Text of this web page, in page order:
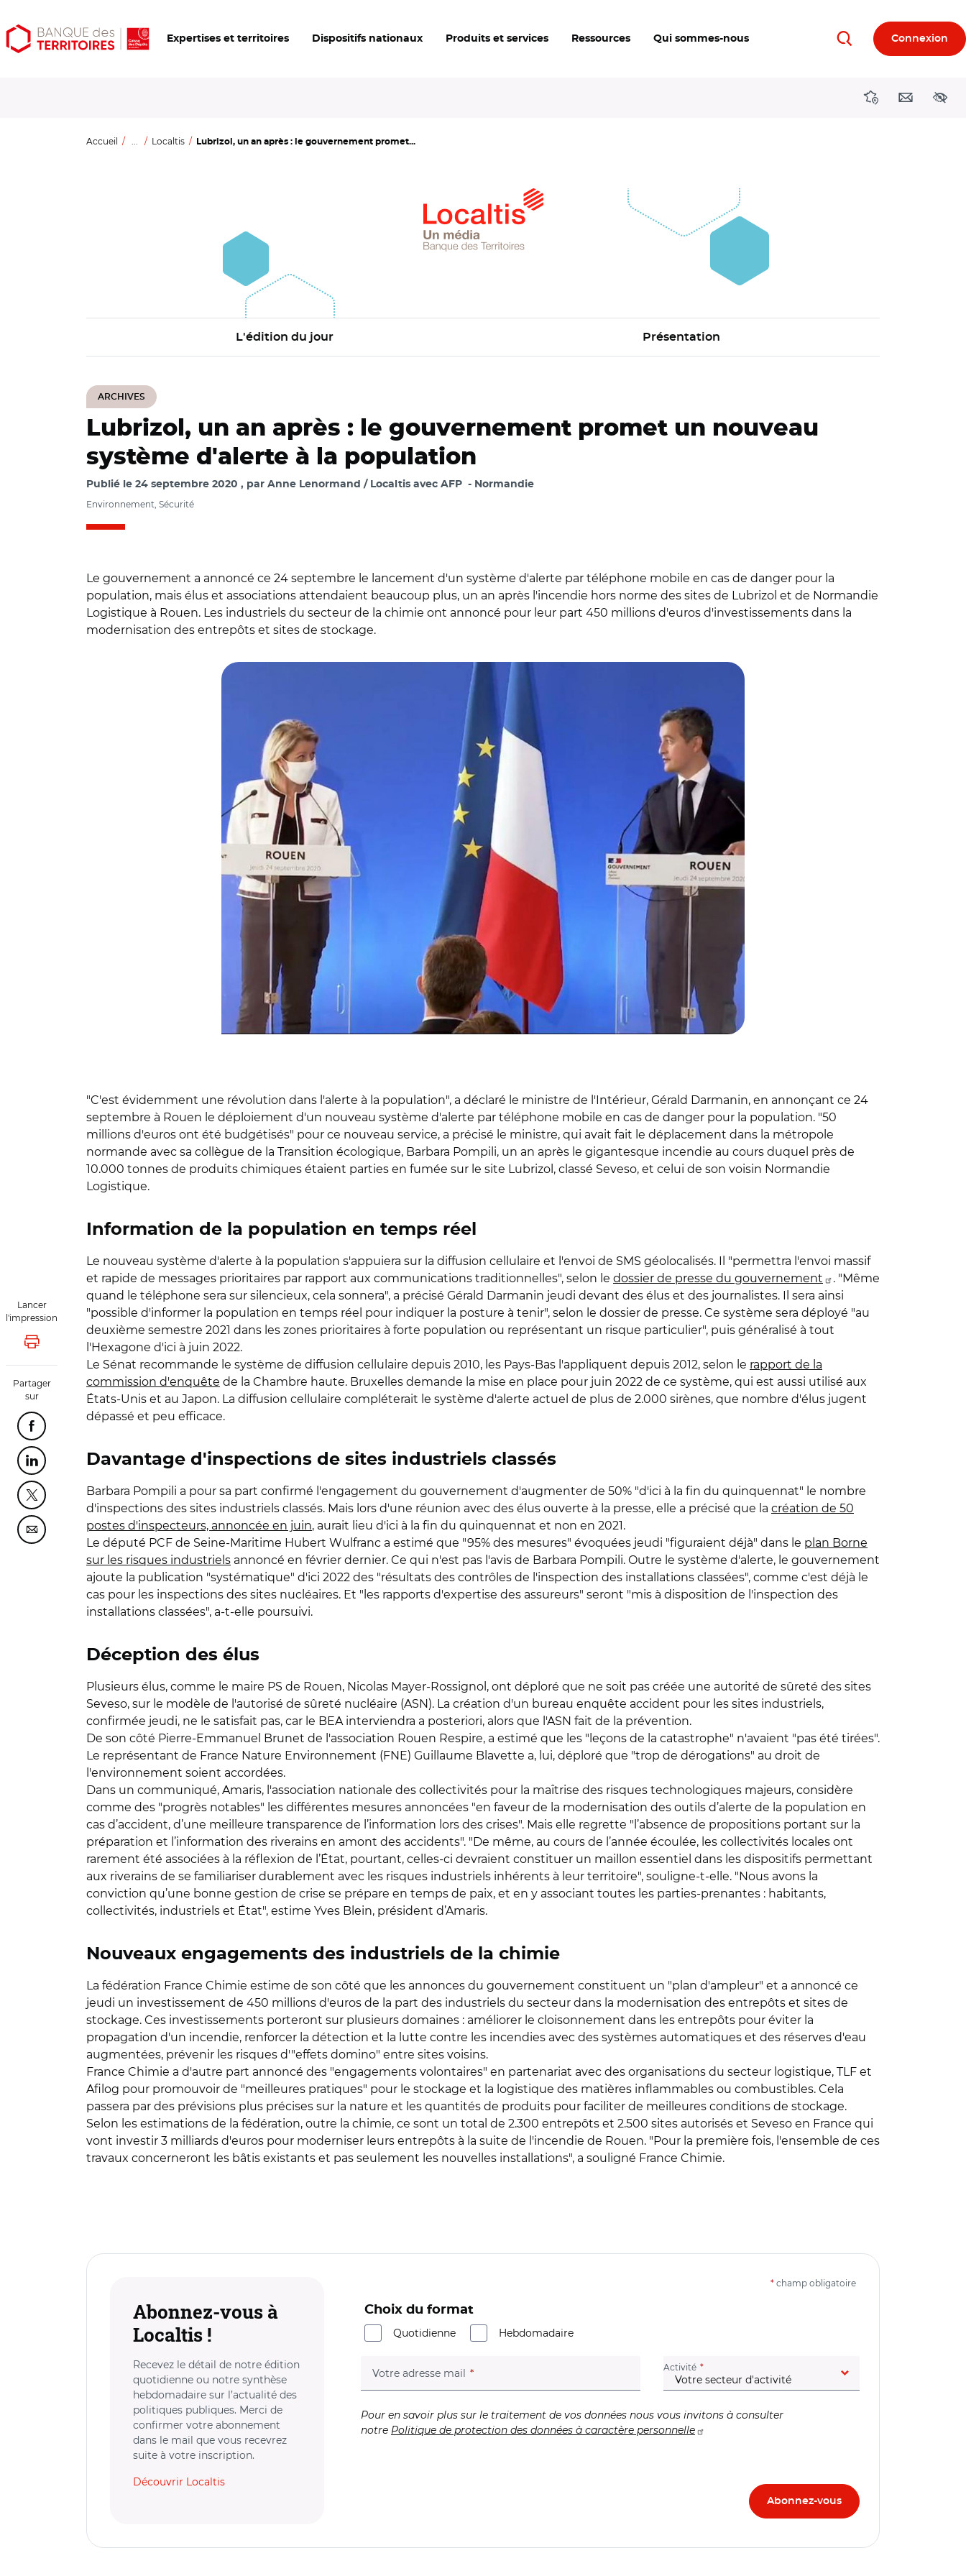
Aller
au
Aller
au
Ouvrir
les
Expertises et territoires Dispositifs nationaux Produits et services Ressources Qui sommes-nous RechercherConnexion
DirectionsContact
Accueil ... Localtis Lubrizol, un an après : le gouvernement promet...
L'édition du jour Présentation
ARCHIVES
Lancer
l'impression
Lancer l'impression
Partager
sur
Partager cette page sur Facebook
Partager cette page sur Linkedin
Partager cette page sur Twitter
Partager cette page sur Courriel
Lubrizol, un an après : le gouvernement promet un nouveau
système d'alerte à la population
Publié le 24 septembre 2020 par Anne Lenormand / Localtis avec AFP Normandie
Environnement, Sécurité
Le gouvernement a annoncé ce 24 septembre le lancement d'un système d'alerte par téléphone mobile en cas de danger pour la
population, mais élus et associations attendaient beaucoup plus, un an après l'incendie hors norme des sites de Lubrizol et de Normandie
Logistique à Rouen. Les industriels du secteur de la chimie ont annoncé pour leur part 450 millions d'euros d'investissements dans la
modernisation des entrepôts et sites de stockage.
"C'est évidemment une révolution dans l'alerte à la population", a déclaré le ministre de l'Intérieur, Gérald Darmanin, en annonçant ce 24
septembre à Rouen le déploiement d'un nouveau système d'alerte par téléphone mobile en cas de danger pour la population. "50
millions d'euros ont été budgétisés" pour ce nouveau service, a précisé le ministre, qui avait fait le déplacement dans la métropole
normande avec sa collègue de la Transition écologique, Barbara Pompili, un an après le gigantesque incendie au cours duquel près de
10.000 tonnes de produits chimiques étaient parties en fumée sur le site Lubrizol, classé Seveso, et celui de son voisin Normandie
Logistique.
Information de la population en temps réel
Le nouveau système d'alerte à la population s'appuiera sur la diffusion cellulaire et l'envoi de SMS géolocalisés. Il "permettra l'envoi massif
et rapide de messages prioritaires par rapport aux communications traditionnelles", selon le dossier de presse du gouvernement
. "Même
quand le téléphone sera sur silencieux, cela sonnera", a précisé Gérald Darmanin jeudi devant des élus et des journalistes. Il sera ainsi
"possible d'informer la population en temps réel pour indiquer la posture à tenir", selon le dossier de presse. Ce système sera déployé "au
deuxième semestre 2021 dans les zones prioritaires à forte population ou représentant un risque particulier", puis généralisé à tout
l'Hexagone d'ici à juin 2022.
Le Sénat recommande le système de diffusion cellulaire depuis 2010, les Pays-Bas l'appliquent depuis 2012, selon le rapport de la
commission d'enquête de la Chambre haute. Bruxelles demande la mise en place pour juin 2022 de ce système, qui est aussi utilisé aux
États-Unis et au Japon. La diffusion cellulaire compléterait le système d'alerte actuel de plus de 2.000 sirènes, que nombre d'élus jugent
dépassé et peu efficace.
Davantage d'inspections de sites industriels classés
Barbara Pompili a pour sa part confirmé l'engagement du gouvernement d'augmenter de 50% "d'ici à la fin du quinquennat" le nombre
d'inspections des sites industriels classés. Mais lors d'une réunion avec des élus ouverte à la presse, elle a précisé que la création de 50
postes d'inspecteurs, annoncée en juin, aurait lieu d'ici à la fin du quinquennat et non en 2021.
Le député PCF de Seine-Maritime Hubert Wulfranc a estimé que "95% des mesures" évoquées jeudi "figuraient déjà" dans le plan Borne
sur les risques industriels annoncé en février dernier. Ce qui n'est pas l'avis de Barbara Pompili. Outre le système d'alerte, le gouvernement
ajoute la publication "systématique" d'ici 2022 des "résultats des contrôles de l'inspection des installations classées", comme c'est déjà le
cas pour les inspections des sites nucléaires. Et "les rapports d'expertise des assureurs" seront "mis à disposition de l'inspection des
installations classées", a-t-elle poursuivi.
Déception des élus
Plusieurs élus, comme le maire PS de Rouen, Nicolas Mayer-Rossignol, ont déploré que ne soit pas créée une autorité de sûreté des sites
Seveso, sur le modèle de l'autorisé de sûreté nucléaire (ASN). La création d'un bureau enquête accident pour les sites industriels,
confirmée jeudi, ne le satisfait pas, car le BEA interviendra a posteriori, alors que l'ASN fait de la prévention.
De son côté Pierre-Emmanuel Brunet de l'association Rouen Respire, a estimé que les "leçons de la catastrophe" n'avaient "pas été tirées".
Le représentant de France Nature Environnement (FNE) Guillaume Blavette a, lui, déploré que "trop de dérogations" au droit de
l'environnement soient accordées.
Dans un communiqué, Amaris, l'association nationale des collectivités pour la maîtrise des risques technologiques majeurs, considère
comme des "progrès notables" les différentes mesures annoncées "en faveur de la modernisation des outils d’alerte de la population en
cas d’accident, d’une meilleure transparence de l’information lors des crises". Mais elle regrette "l’absence de propositions portant sur la
préparation et l’information des riverains en amont des accidents". "De même, au cours de l’année écoulée, les collectivités locales ont
rarement été associées à la réflexion de l’État, pourtant, celles-ci devraient constituer un maillon essentiel dans les dispositifs permettant
aux riverains de se familiariser durablement avec les risques industriels inhérents à leur territoire", souligne-t-elle. "Nous avons la
conviction qu’une bonne gestion de crise se prépare en temps de paix, et en y associant toutes les parties-prenantes : habitants,
collectivités, industriels et État", estime Yves Blein, président d’Amaris.
Nouveaux engagements des industriels de la chimie
La fédération France Chimie estime de son côté que les annonces du gouvernement constituent un "plan d'ampleur" et a annoncé ce
jeudi un investissement de 450 millions d'euros de la part des industriels du secteur dans la modernisation des entrepôts et sites de
stockage. Ces investissements porteront sur plusieurs domaines : améliorer le cloisonnement dans les entrepôts pour éviter la
propagation d'un incendie, renforcer la détection et la lutte contre les incendies avec des systèmes automatiques et des réserves d'eau
augmentées, prévenir les risques d'"effets domino" entre sites voisins.
France Chimie a d'autre part annoncé des "engagements volontaires" en partenariat avec des organisations du secteur logistique, TLF et
Afilog pour promouvoir de "meilleures pratiques" pour le stockage et la logistique des matières inflammables ou combustibles. Cela
passera par des prévisions plus précises sur la nature et les quantités de produits pour faciliter de meilleures conditions de stockage.
Selon les estimations de la fédération, outre la chimie, ce sont un total de 2.300 entrepôts et 2.500 sites autorisés et Seveso en France qui
vont investir 3 milliards d'euros pour moderniser leurs entrepôts à la suite de l'incendie de Rouen. "Pour la première fois, l'ensemble de ces
travaux concerneront les bâtis existants et pas seulement les nouvelles installations", a souligné France Chimie.
Abonnez-vous à
Localtis !
Recevez le détail de notre édition
quotidienne ou notre synthèse
hebdomadaire sur l’actualité des
politiques publiques. Merci de
confirmer votre abonnement
dans le mail que vous recevrez
suite à votre inscription.
Découvrir Localtis
* champ obligatoire
Choix du format
Quotidienne
Hebdomadaire
Votre adresse mail (champ obligatoire) Activité (champ obligatoire)
Pour en savoir plus sur le traitement de vos données nous vous invitons à consulter
notre Politique de protection des données à caractère personnelle